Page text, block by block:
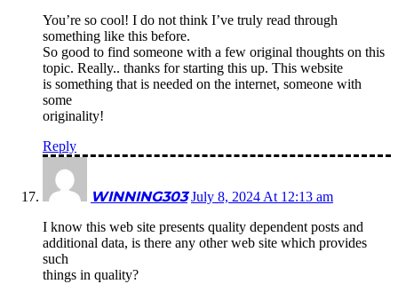
You’re so cool! I do not think I’ve truly read through
something like this before.
So good to find someone with a few original thoughts on this
topic. Really.. thanks for starting this up. This website
is something that is needed on the internet, someone with
some
originality!
Reply
WINNING303 July 8, 2024 At 12:13 am
I know this web site presents quality dependent posts and
additional data, is there any other web site which provides
such
things in quality?